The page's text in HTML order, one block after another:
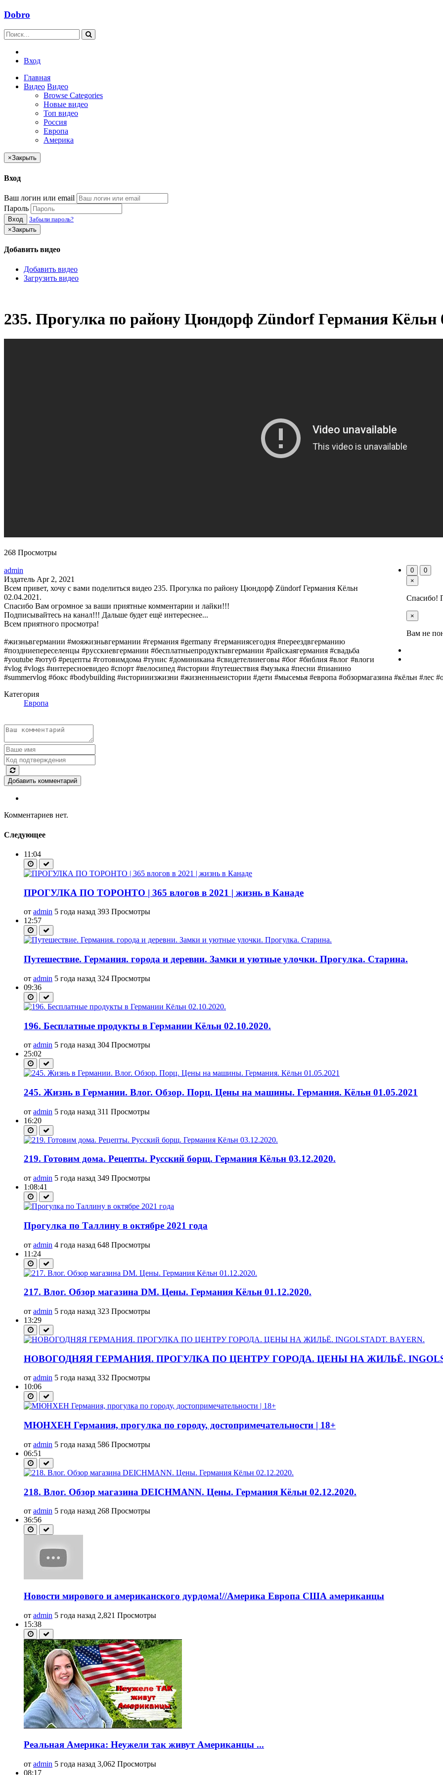
Dobro
Вход
Главная
Видео Видео
Browse Categories
Новые видео
Топ видео
Россия
Европа
Америка
×Закрыть
Вход
Ваш логин или email
Пароль
Вход
Забыли пароль?
×Закрыть
Добавить видео
Добавить видео
Загрузить видео
235. Прогулка по району Цюндорф Zündorf Германия Кёльн
268 Просмотры
0
0
×
Спасибо!
×
Вам не
admin
Издатель Apr 2, 2021
Всем привет, хочу с вами поделиться видео 235. Прогулка по району Цюндорф Zündorf Германия Кёльн
02.04.2021.
Спасибо Вам огромное за ваши приятные комментарии и лайки!!!
Подписывайтесь на канал!!! Дальше будет ещё интереснее...
Всем приятного просмотра!
#жизньвгермании​ #мояжизньвгермании​ #германия​ #germany​ #германиясегодня​ #переездвгерманию​
#поздниепереселенцы​ #русскиевгермании​ #бесплатныепродуктывгермании​ #райскаягермания​ #свадьба​
#youtube​ #ютуб​ #рецепты​ #готовимдома​ #тунис​ #доминикана​ #свидетелииеговы​ #бог​ #библия​ #влог​ #влоги​
#vlog​ #vlogs​ #интересноевидео​ #спорт​ #велосипед​ #истории​ #путешествия​ #музыка​ #песни​ #пианино​
#summervlog​ #бокс​ #bodybuilding​ #историиизжизни​ #жизненныеистории​ #дети​ #мысемья​ #европа​ #обзормагазина​ #кёльн​ #лес​
Категория
Европа
Добавить комментарий
Комментариев нет.
Следующее
11:04
ПРОГУЛКА ПО ТОРОНТО | 365 влогов в 2021 | жизнь в Канаде
от admin 5 года назад 393 Просмотры
12:57
Путешествие. Германия. города и деревни. Замки и уютные улочки. Прогулка. Старина.
от admin 5 года назад 324 Просмотры
09:36
196. Бесплатные продукты в Германии Кёльн 02.10.2020.
от admin 5 года назад 304 Просмотры
25:02
245. Жизнь в Германии. Влог. Обзор. Порц. Цены на машины. Германия. Кёльн 01.05.2021
от admin 5 года назад 311 Просмотры
16:20
219. Готовим дома. Рецепты. Русский борщ. Германия Кёльн 03.12.2020.
от admin 5 года назад 349 Просмотры
1:08:41
Прогулка по Таллину в октябре 2021 года
от admin 4 года назад 648 Просмотры
11:24
217. Влог. Обзор магазина DM. Цены. Германия Кёльн 01.12.2020.
от admin 5 года назад 323 Просмотры
13:29
НОВОГОДНЯЯ ГЕРМАНИЯ. ПРОГУЛКА ПО ЦЕНТРУ ГОРОДА. ЦЕНЫ НА ЖИЛЬЁ.
от admin 5 года назад 332 Просмотры
10:06
МЮНХЕН Германия, прогулка по городу, достопримечательности | 18+
от admin 5 года назад 586 Просмотры
06:51
218. Влог. Обзор магазина DEICHMANN. Цены. Германия Кёльн 02.12.2020.
от admin 5 года назад 268 Просмотры
36:56
Новости мирового и американского дурдома!//Америка Европа США американцы
от admin 5 года назад 2,821 Просмотры
15:38
Реальная Америка: Неужели так живут Американцы ...
от admin 5 года назад 3,062 Просмотры
08:17